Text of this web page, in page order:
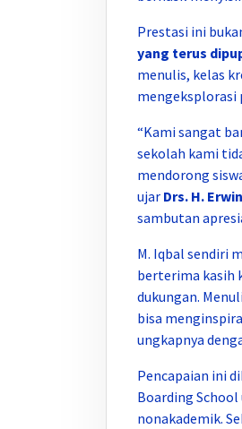
Prestasi ini
yang terus
menulis, kelas
mengeksplorasi
“Kami sangat
sekolah kami
mendorong
ujar Drs. H.
sambutan
M. Iqbal sendiri
berterima kasih
dukungan.
bisa
ungkapnya
Pencapaian ini
Boarding
nonakademik.